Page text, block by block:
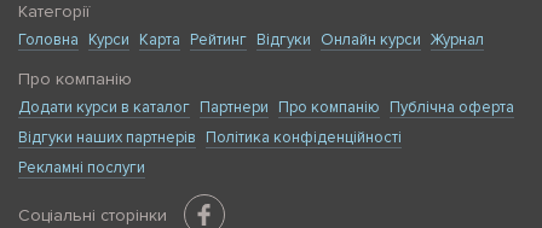
Категорії
Головна Курси Карта Рейтинг Відгуки Онлайн курси Журнал
Про компанію
Додати курси в каталог Партнери Про компанію
Публічна оферта
Відгуки наших партнерів
Політика конфіденційності
Рекламні послуги
Соціальні сторінки